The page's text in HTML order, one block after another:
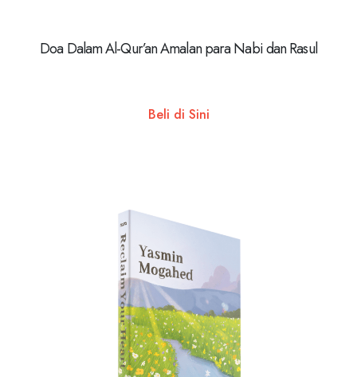
Doa Dalam Al-Qur’an Amalan para Nabi dan Rasul
Beli di Sini